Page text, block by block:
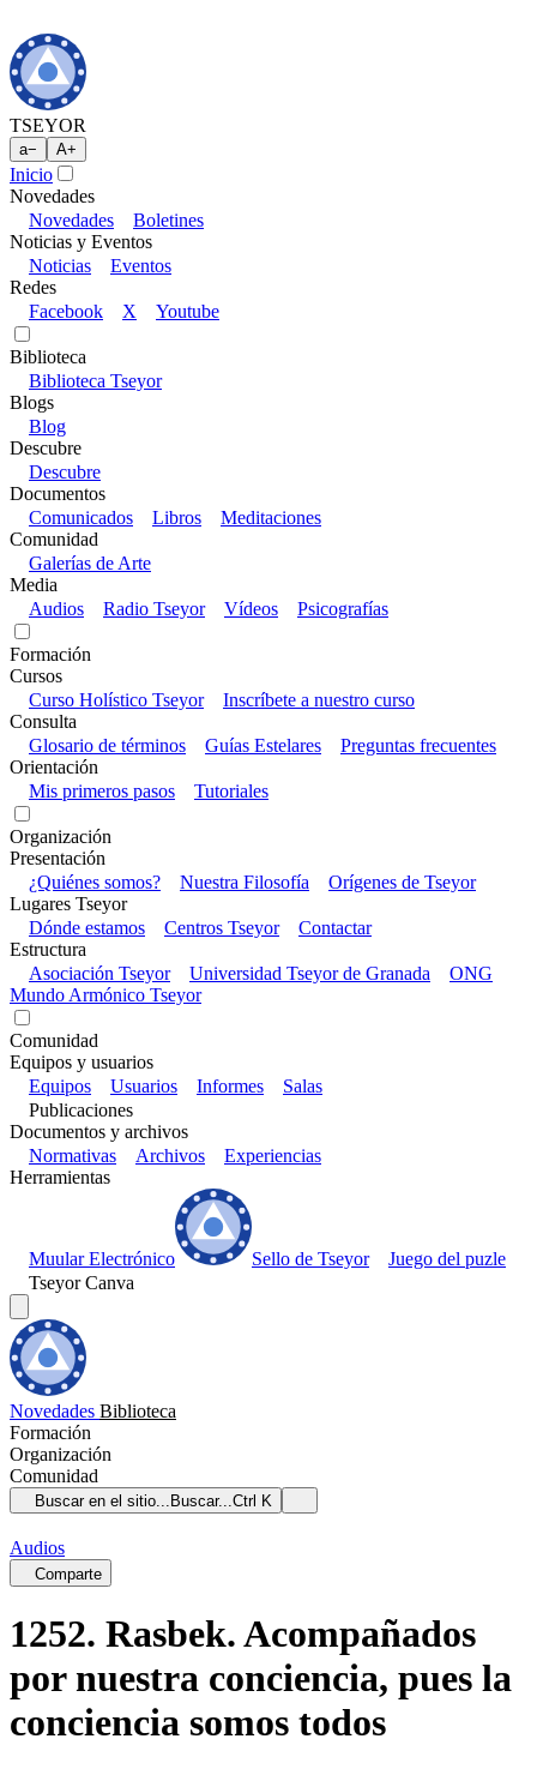
TSEYOR
a− A+
Inicio
Novedades
Novedades
Boletines
Noticias y Eventos
Noticias
Eventos
Redes
Facebook
X Youtube
Biblioteca
Biblioteca Tseyor
Blogs
Blog
Descubre
Descubre
Documentos
Comunicados
Libros
Meditaciones
Comunidad
Galerías de Arte
Media
Audios
Radio Tseyor Vídeos Psicografías
Formación
Cursos
Curso Holístico Tseyor
Inscríbete a nuestro curso
Consulta
Glosario de términos
Guías Estelares
Preguntas frecuentes
Orientación
Mis primeros pasos
Tutoriales
Organización
Presentación
¿Quiénes somos?
Nuestra Filosofía
Orígenes de Tseyor
Lugares Tseyor
Dónde estamos
Centros Tseyor
Contactar
Estructura
Asociación Tseyor
Universidad Tseyor de Granada
ONG
Mundo Armónico Tseyor
Comunidad
Equipos y usuarios
Equipos
Usuarios Informes
Salas
Publicaciones
Documentos y archivos
Normativas
Archivos
Experiencias
Herramientas
Muular Electrónico Sello de Tseyor
Juego del puzle
Tseyor Canva
Novedades Biblioteca
Formación
Organización
Comunidad
Buscar en el sitio... Buscar...Ctrl K
Audios
Comparte
1252. Rasbek. Acompañados
por nuestra conciencia, pues la
conciencia somos todos